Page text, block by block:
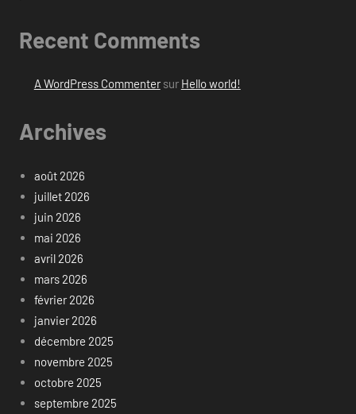
Recent Comments
A WordPress Commentersur Hello world!
Archives
août 2026
juillet 2026
juin 2026
mai 2026
avril 2026
mars 2026
février 2026
janvier 2026
décembre 2025
novembre 2025
octobre 2025
septembre 2025